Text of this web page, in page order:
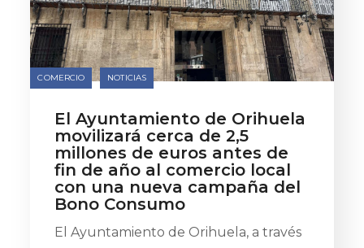
COMERCIO NOTICIAS
El Ayuntamiento de Orihuela
movilizará cerca de 2,5
millones de euros antes de
fin de año al comercio local
con una nueva campaña del
Bono Consumo
El Ayuntamiento de Orihuela, a través